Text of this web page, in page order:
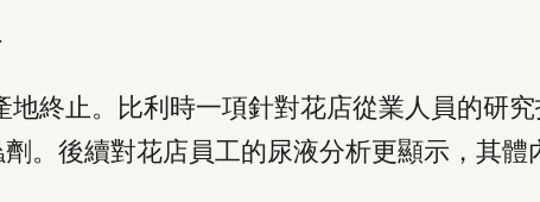
地終止。比利時一項針對花店從業人員的研
。後續對花店員工的尿液分析更顯示，其體